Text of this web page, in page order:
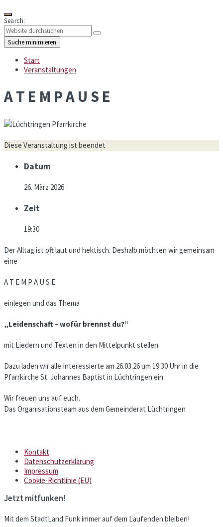
Search:
Suche minimieren
Start
Veranstaltungen
A T E M P A U S E
Diese Veranstaltung ist beendet
Datum
26. März 2026
Zeit
19:30
Der Alltag ist oft laut und hektisch. Deshalb möchten wir gemeinsam
eine
A T E M P A U S E
einlegen und das Thema
„Leidenschaft – wofür brennst du?“
mit Liedern und Texten in den Mittelpunkt stellen.
Dazu laden wir alle Interessierte am 26.03.26 um 19:30 Uhr in die
Pfarrkirche St. Johannes Baptist in Lüchtringen ein.
Wir freuen uns auf euch.
Das Organisationsteam aus dem Gemeinderat Lüchtringen
Kontakt
Datenschutzerklärung
Impressum
Cookie-Richtlinie (EU)
Jetzt mitfunken!
Mit dem StadtLand.Funk immer auf dem Laufenden bleiben!